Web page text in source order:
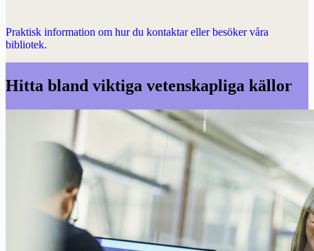
Praktisk information om hur du kontaktar eller besöker våra
bibliotek.
Hitta bland viktiga vetenskapliga källor